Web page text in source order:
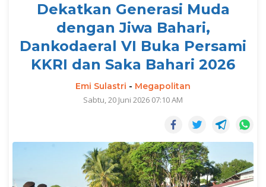
Dekatkan Generasi Muda
dengan Jiwa Bahari,
Dankodaeral VI Buka Persami
KKRI dan Saka Bahari 2026
Emi Sulastri - Megapolitan
Sabtu, 20 Juni 2026 07:10 AM